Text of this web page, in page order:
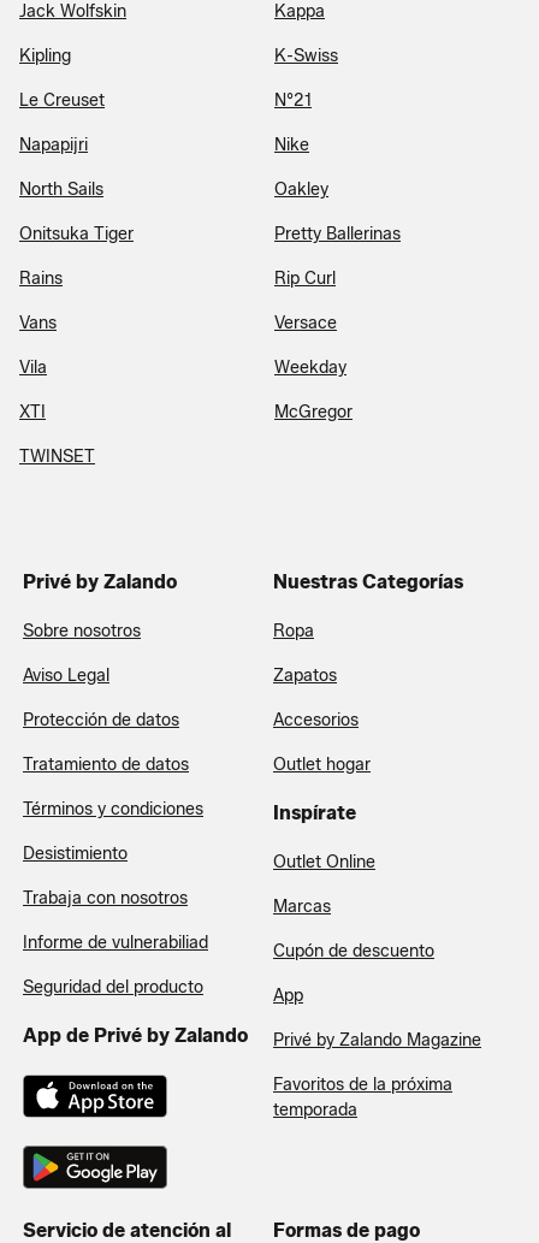
Jack Wolfskin Kappa
Kipling K-Swiss
Le Creuset N°21
Napapijri Nike
North Sails Oakley
Onitsuka Tiger Pretty Ballerinas
Rains Rip Curl
Vans Versace
Vila Weekday
XTI McGregor
TWINSET
Privé by Zalando
Sobre nosotros
Aviso Legal
Protección de datos
Tratamiento de datos
Términos y condiciones
Desistimiento
Trabaja con nosotros
Informe de vulnerabiliad
Seguridad del producto
App de Privé by Zalando
Nuestras Categorías
Ropa
Zapatos
Accesorios
Outlet hogar
Inspírate
Outlet Online
Marcas
Cupón de descuento
App
Privé by Zalando Magazine
Favoritos de la próxima
temporada
Servicio de atención al
Formas de pago